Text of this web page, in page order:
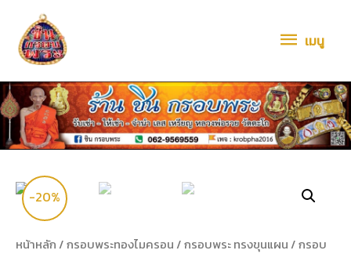
เมนู
-20%
หน้าหลัก /กรอบพระทองไมครอน /กรอบพระ ทรงขุนแผน / กรอบ